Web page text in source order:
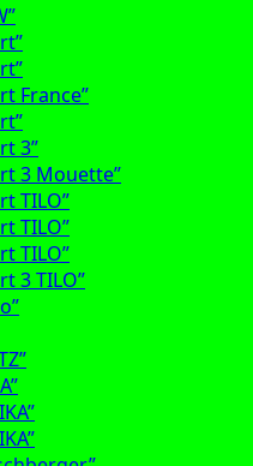
France”
3”
3 Mouette”
TILO”
TILO”
TILO”
3 TILO”